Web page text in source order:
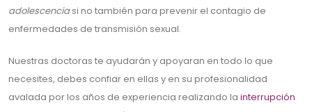
adolescenciasi no también para prevenir el contagio de
enfermedades de transmisión sexual.
Nuestras doctoras te ayudarán y apoyaran en todo lo que
necesites, debes confiar en ellas y en su profesionalidad
avalada por los años de experiencia realizando la interrupción